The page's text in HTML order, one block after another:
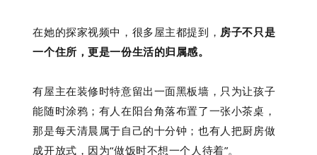
在她的探家视频中，很多屋主都提到， 房子不只是
一个住所，更是一份生活的归属感。
有屋主在装修时特意留出一面黑板墙，只为让孩子
能随时涂鸦；有人在阳台角落布置了一张小茶桌，
那是每天清晨属于自己的十分钟；也有人把厨房做
成开放式，因为“做饭时不想一个人待着”。